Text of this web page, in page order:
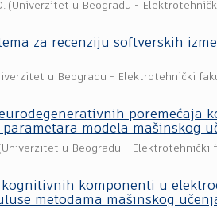
(Univerzitet u Beogradu -
za recenziju softverskih
u Beogradu - Elektrotehnički
poremećaja
modela mašinskog
Univerzitet u Beogradu - Elektrotehnički
kognitivnih komponenti u
metodama mašinskog